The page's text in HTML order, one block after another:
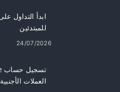
للمبتدئين
24/07/2026
العملات الأجنبية